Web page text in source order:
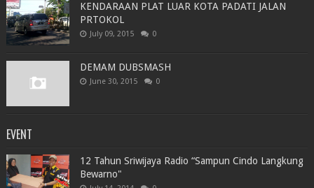
KENDARAAN PLAT LUAR KOTA PADATI JALAN
PRTOKOL
July 09, 2015 0
DEMAM DUBSMASH
June 30, 2015 0
EVENT
12 Tahun Sriwijaya Radio “Sampun Cindo Langkung
Bewarno"